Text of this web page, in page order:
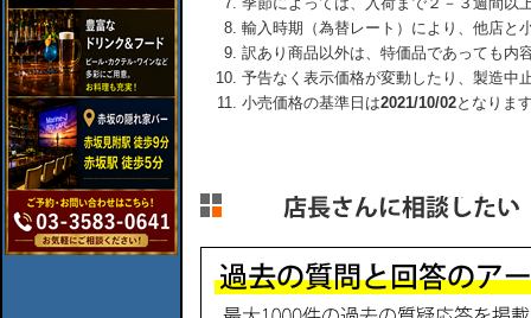
輸入時期（為替レート）により、他店と
訳あり商品以外は、特価品であっても内
予告なく表示価格が変動したり、製造中
小売価格の基準日は2021/10/02となりま